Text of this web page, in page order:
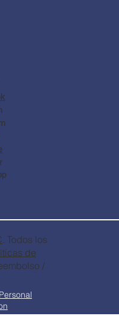
. Todos los
de
/